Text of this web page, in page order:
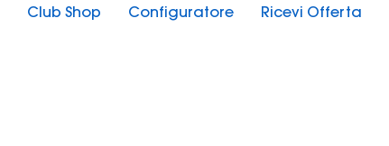
Club Shop Configuratore Ricevi Offerta